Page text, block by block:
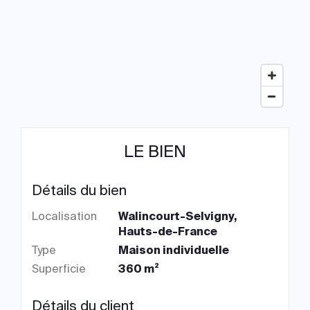
LE BIEN
Détails du bien
Localisation
Walincourt-Selvigny,
Hauts-de-France
Type
Maison individuelle
Superficie
360 m²
Détails du client